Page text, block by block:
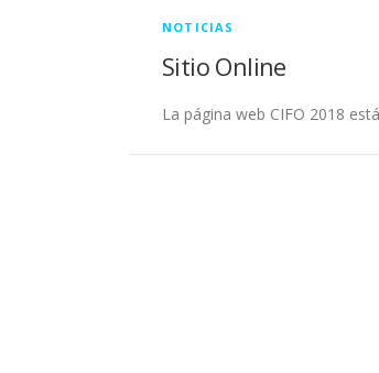
NOTICIAS
Sitio Online
La página web CIFO 2018